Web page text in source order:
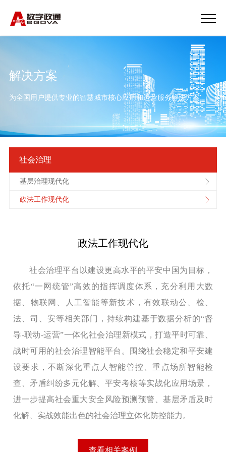
解决方案
为全国用户提供专业的智慧城市核心应用和运营服务解决方案
社会治理
基层治理现代化
政法工作现代化
政法工作现代化
社会治理平台以建设更高水平的平安中国为目标，
依托“一网统管”高效的指挥调度体系，充分利用大数
据、物联网、人工智能等新技术，有效联动公、检、
法、司、安等相关部门，持续构建基于数据分析的“督
导-联动-运营”一体化社会治理新模式，打造平时可靠、
战时可用的社会治理智能平台。围绕社会稳定和平安建
设要求，不断深化重点人智能管控、重点场所智能检
查、矛盾纠纷多元化解、平安考核等实战化应用场景，
进一步提高社会重大安全风险预测预警、基层矛盾及时
化解、实战效能出色的社会治理立体化防控能力。
查看相关案例